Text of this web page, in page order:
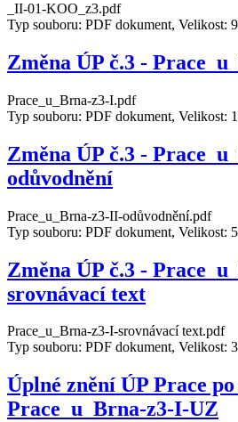
_II-01-KOO_z3.pdf
Typ souboru: PDF dokument, Velikost:
Změna ÚP č.3 -
Prace_u_Brna-z3-I.pdf
Typ souboru: PDF dokument, Velikost:
Změna ÚP č.3 -
odůvodnění
Prace_u_Brna-z3-II-odůvodnění.pdf
Typ souboru: PDF dokument, Velikost:
Změna ÚP č.3 -
srovnávací text
Prace_u_Brna-z3-I-srovnávací text.pdf
Typ souboru: PDF dokument, Velikost:
Úplné znění ÚP Prace
Prace_u_Brna-z3-I-UZ